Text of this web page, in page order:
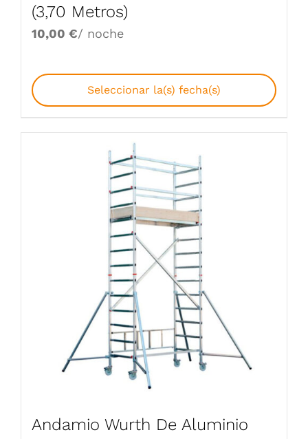
(3,70 Metros)
10,00 €/ noche
Seleccionar la(s) fecha(s)
Andamio Wurth De Aluminio